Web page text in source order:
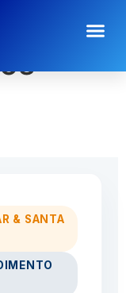
& SANTA